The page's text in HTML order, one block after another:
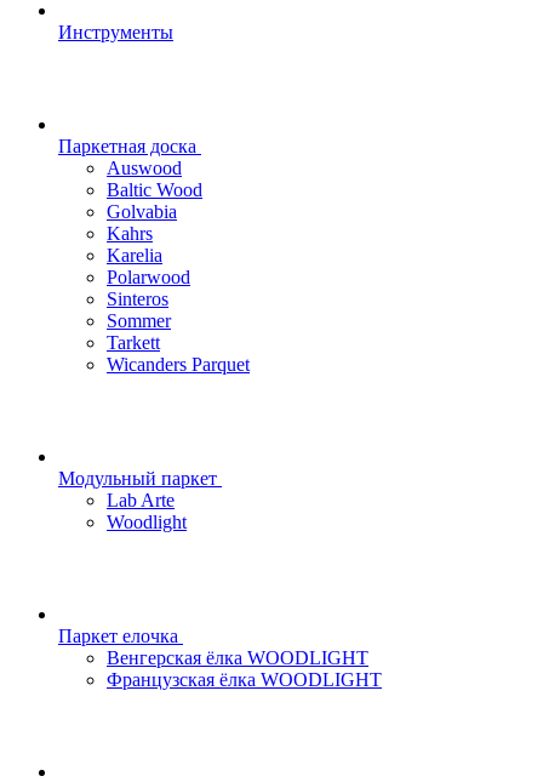
Инструменты
Паркетная доска
Auswood
Baltic Wood
Golvabia
Kahrs
Karelia
Polarwood
Sinteros
Sommer
Tarkett
Wicanders Parquet
Модульный паркет
Lab Arte
Woodlight
Паркет елочка
Венгерская ёлка WOODLIGHT
Французская ёлка WOODLIGHT